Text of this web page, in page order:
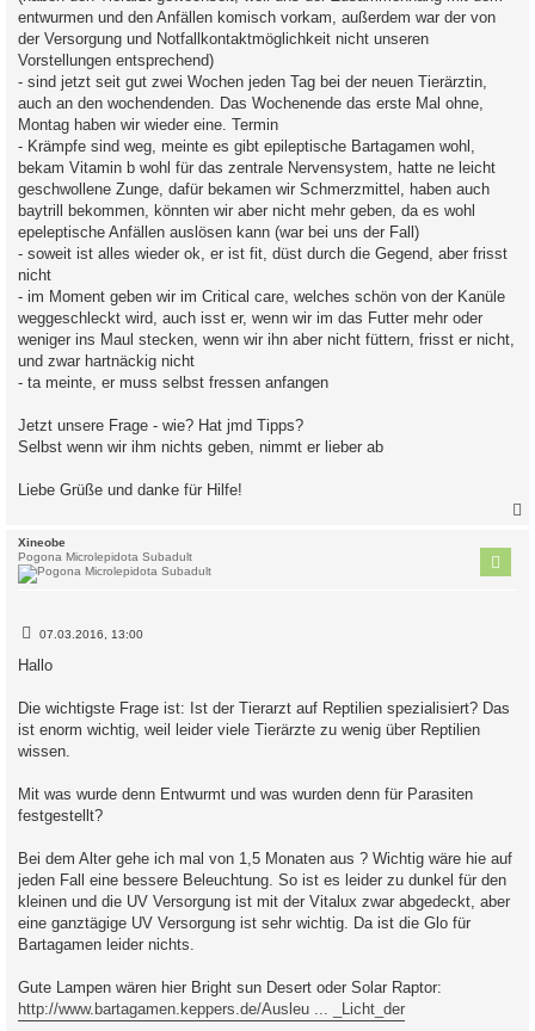
entwurmen und den Anfällen komisch vorkam, außerdem war der von
der Versorgung und Notfallkontaktmöglichkeit nicht unseren
Vorstellungen entsprechend)
- sind jetzt seit gut zwei Wochen jeden Tag bei der neuen Tierärztin,
auch an den wochendenden. Das Wochenende das erste Mal ohne,
Montag haben wir wieder eine. Termin
- Krämpfe sind weg, meinte es gibt epileptische Bartagamen wohl,
bekam Vitamin b wohl für das zentrale Nervensystem, hatte ne leicht
geschwollene Zunge, dafür bekamen wir Schmerzmittel, haben auch
baytrill bekommen, könnten wir aber nicht mehr geben, da es wohl
epeleptische Anfällen auslösen kann (war bei uns der Fall)
- soweit ist alles wieder ok, er ist fit, düst durch die Gegend, aber frisst
nicht
- im Moment geben wir im Critical care, welches schön von der Kanüle
weggeschleckt wird, auch isst er, wenn wir im das Futter mehr oder
weniger ins Maul stecken, wenn wir ihn aber nicht füttern, frisst er nicht,
und zwar hartnäckig nicht
- ta meinte, er muss selbst fressen anfangen
Jetzt unsere Frage - wie? Hat jmd Tipps?
Selbst wenn wir ihm nichts geben, nimmt er lieber ab
Liebe Grüße und danke für Hilfe!
Xineobe
Pogona Microlepidota Subadult
B
i
t
g
07.03.2016, 13:00
Hallo
Die wichtigste Frage ist: Ist der Tierarzt auf Reptilien spezialisiert? Das
ist enorm wichtig, weil leider viele Tierärzte zu wenig über Reptilien
wissen.
Mit was wurde denn Entwurmt und was wurden denn für Parasiten
festgestellt?
Bei dem Alter gehe ich mal von 1,5 Monaten aus ? Wichtig wäre hie auf
jeden Fall eine bessere Beleuchtung. So ist es leider zu dunkel für den
kleinen und die UV Versorgung ist mit der Vitalux zwar abgedeckt, aber
eine ganztägige UV Versorgung ist sehr wichtig. Da ist die Glo für
Bartagamen leider nichts.
Gute Lampen wären hier Bright sun Desert oder Solar Raptor:
http://www.bartagamen.keppers.de/Ausleu ... _Licht_der